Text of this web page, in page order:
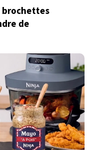
brochettes
de